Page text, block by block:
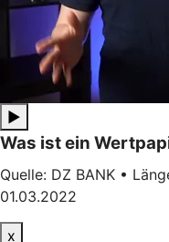
▶
Was ist ein
Quelle: DZ BANK •
01.03.2022
x